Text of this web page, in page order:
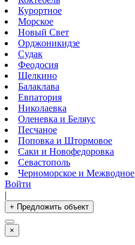
Курортное
Морское
Новый Свет
Орджоникидзе
Судак
Феодосия
Щелкино
Балаклава
Евпатория
Николаевка
Оленевка и Беляус
Песчаное
Поповка и Штормовое
Саки и Новофедоровка
Севастополь
Черноморское и Межводное
Войти
|
+ Предложить объект
×